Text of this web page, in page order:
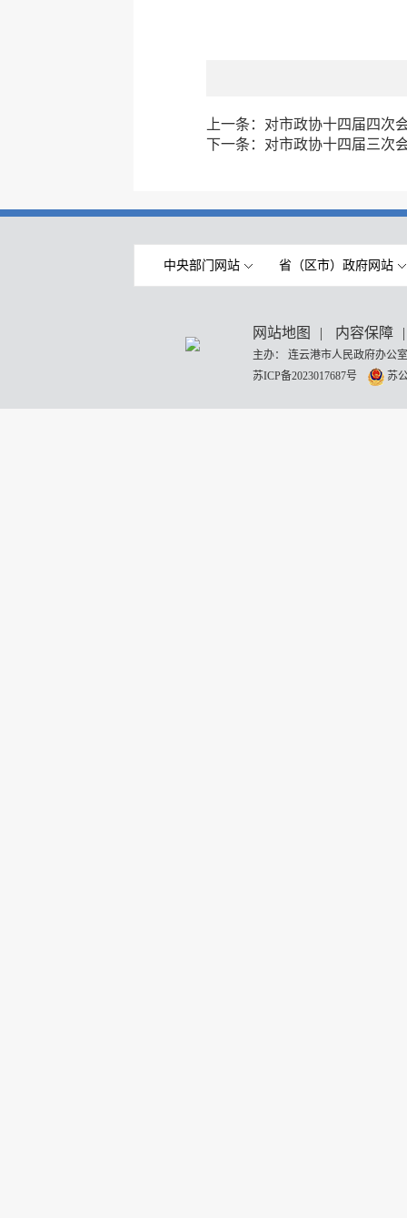
上一条： 对市政协十四届四次
下一条： 对市政协十四届三次
中央部门网站 省（区市）政府网站
网站地图 | 内容保障 |
主办： 连云港市人民政府办
苏ICP备2023017687号
苏